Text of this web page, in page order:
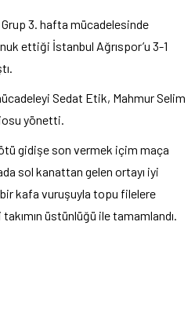
3. hafta mücadelesinde
ettiği İstanbul Ağrıspor’u 3-1
Sedat Etik, Mahmur Selim
yönetti.
gidişe son vermek içim maça
sol kanattan gelen ortayı iyi
kafa vuruşuyla topu filelere
üstünlüğü ile tamamlandı.